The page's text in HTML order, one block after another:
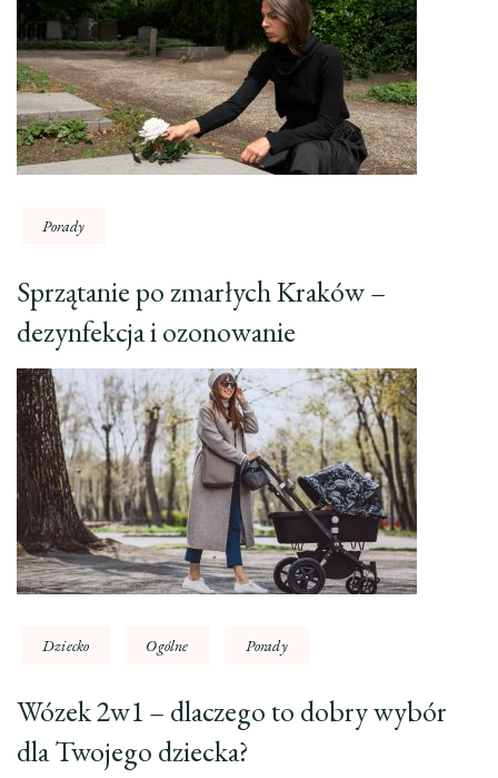
Porady
Sprzątanie po zmarłych Kraków –
dezynfekcja i ozonowanie
Dziecko Ogólne Porady
Wózek 2w1 – dlaczego to dobry wybór
dla Twojego dziecka?